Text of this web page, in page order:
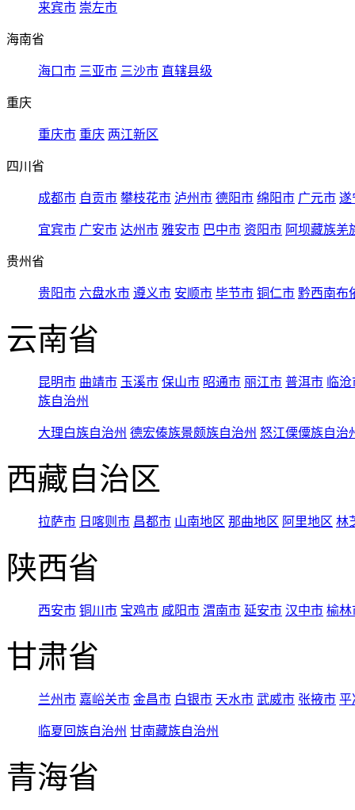
来宾市 崇左市
海南省
海口市 三亚市 三沙市 直辖县级
重庆
重庆市 重庆 两江新区
四川省
成都市 自贡市 攀枝花市 泸州市 德阳市 绵阳市 广元市 遂
宜宾市 广安市 达州市 雅安市 巴中市 资阳市 阿坝藏族羌
贵州省
贵阳市 六盘水市 遵义市 安顺市 毕节市 铜仁市 黔西南布
云南省
昆明市 曲靖市 玉溪市 保山市 昭通市 丽江市 普洱市 临
族自治州
大理白族自治州 德宏傣族景颇族自治州 怒江傈僳族自治
西藏自治区
拉萨市 日喀则市 昌都市 山南地区 那曲地区 阿里地区 林
陕西省
西安市 铜川市 宝鸡市 咸阳市 渭南市 延安市 汉中市 榆林
甘肃省
兰州市 嘉峪关市 金昌市 白银市 天水市 武威市 张掖市 平
临夏回族自治州 甘南藏族自治州
青海省